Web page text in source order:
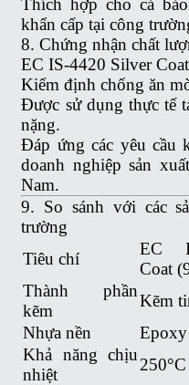
khẩn cấp tại công
8. Chứng nhận chất
EC IS-4420 Silver
Kiểm định chống ăn
Được sử dụng thực tế
nặng.
Đáp ứng các yêu cầu
doanh nghiệp sản
Nam.
9. So sánh với các
trường
Tiêu chí
EC
Coat
Thành phần
kẽm
Kẽm
Nhựa nền
Epoxy
Khả năng chịu
nhiệt
250°C